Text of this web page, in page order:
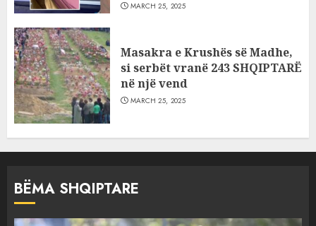
MARCH 25, 2025
Masakra e Krushës së Madhe,
si serbët vranë 243 SHQIPTARË
në një vend
MARCH 25, 2025
BËMA SHQIPTARE